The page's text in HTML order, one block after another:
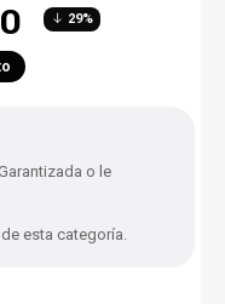
29%
o le
esta categoría.